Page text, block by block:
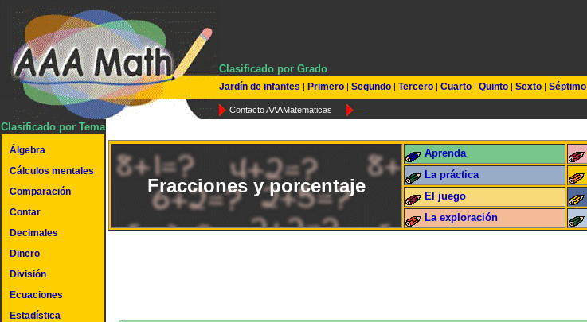
Clasificado por Grado
Jardín de infantes | Primero | Segundo | Tercero | Cuarto | Quinto | Sexto | Séptimo
Contacto AAAMatematicas
Clasificado por Tema
Álgebra
Cálculos mentales
Comparación
Contar
Decimales
Dinero
División
Ecuaciones
Estadística
Fracciones y porcentaje
Aprenda
La práctica
El juego
La exploración